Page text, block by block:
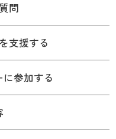
問
支援する
参加する